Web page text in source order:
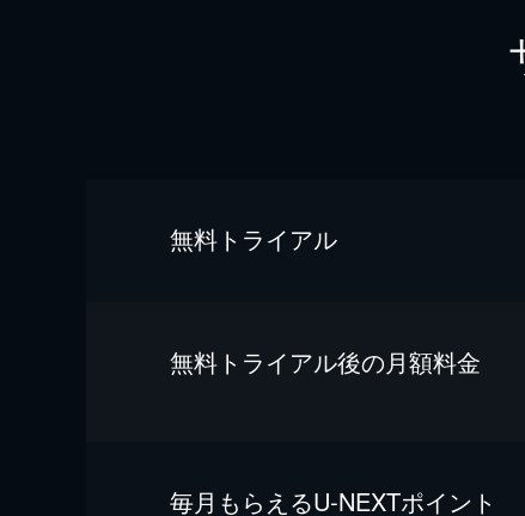
無料トライアル
無料トライアル後の⽉額料金
毎⽉もらえるU-NEXTポイント